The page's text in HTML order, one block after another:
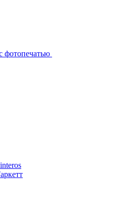
фотопечатью